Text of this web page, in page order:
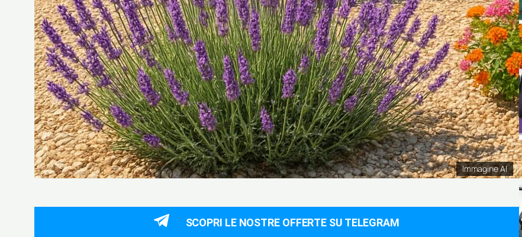
Immagine AI
SCOPRI LE NOSTRE OFFERTE SU TELEGRAM